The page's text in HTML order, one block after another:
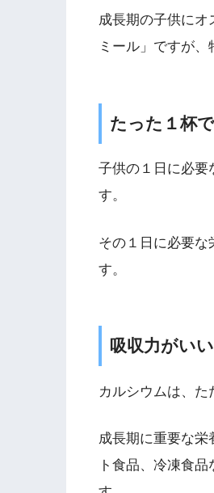
成長期の子供にオ
ミール」ですが、
たった１杯
子供の１日に必要
す。
その１日に必要な
す。
吸収力がい
カルシウムは、た
成長期に重要な栄
ト食品、冷凍食